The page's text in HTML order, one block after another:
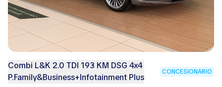
Combi L&K 2.0 TDI 193 KM DSG 4x4
P.Family&Business+Infotainment Plus
CONCESIONARIO